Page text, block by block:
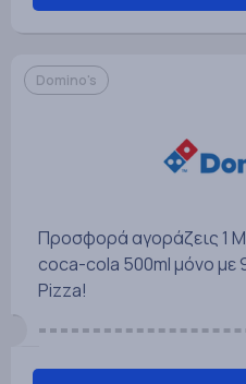
Domino's
Προσφορά αγοράζεις 1
coca-cola 500ml μόνο με
Pizza!